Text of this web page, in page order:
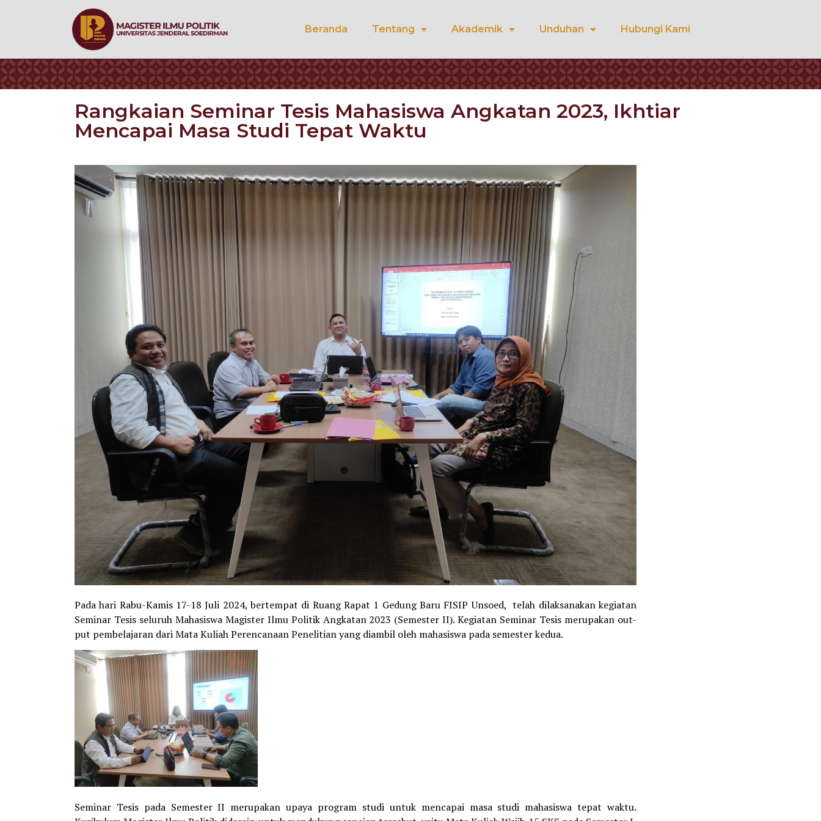
Beranda Tentang Akademik Unduhan Hubungi Kami
Rangkaian Seminar Tesis Mahasiswa Angkatan 2023, Ikhtiar
Mencapai Masa Studi Tepat Waktu
Pada hari Rabu-Kamis 17-18 Juli 2024, bertempat di Ruang Rapat 1 Gedung Baru FISIP Unsoed, telah dilaksanakan kegiatan
Seminar Tesis seluruh Mahasiswa Magister Ilmu Politik Angkatan 2023 (Semester II). Kegiatan Seminar Tesis merupakan out-
put pembelajaran dari Mata Kuliah Perencanaan Penelitian yang diambil oleh mahasiswa pada semester kedua.
Seminar Tesis pada Semester II merupakan upaya program studi untuk mencapai masa studi mahasiswa tepat waktu.